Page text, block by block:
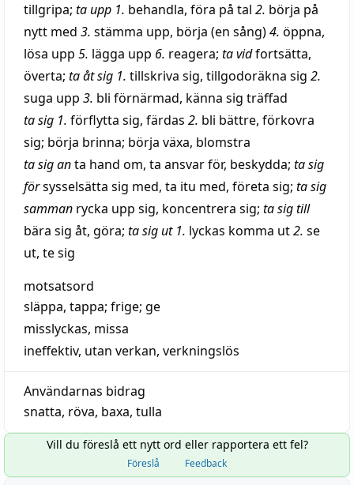
tillgripa; ta upp 1. behandla, föra på tal 2. börja på
nytt med 3. stämma upp, börja (en sång)4. öppna,
lösa upp 5. lägga upp 6. reagera; ta vidfortsätta,
överta; ta åt sig 1. tillskriva sig, tillgodoräkna sig 2.
suga upp 3. bli förnärmad, känna sig träffad
ta sig 1. förflytta sig, färdas 2. bli bättre, förkovra
sig; börja brinna; börja växa, blomstra
ta sig anta hand om, ta ansvar för, beskydda; ta sig
försysselsätta sig med, ta itu med, företa sig; ta sig
samman rycka upp sig, koncentrera sig; ta sig till
bära sig åt, göra; ta sig ut 1. lyckas komma ut2. se
ut, te sig
motsatsord
släppa, tappa; frige; ge
misslyckas, missa
ineffektiv, utan verkan, verkningslös
Användarnas bidrag
snatta, röva, baxa, tulla
Vill du föreslå ett nytt ord eller rapportera ett fel?
Föreslå Feedback